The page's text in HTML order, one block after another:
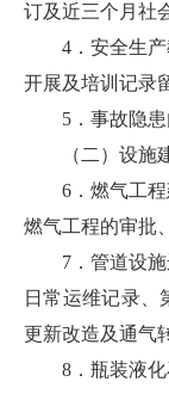
订及近三个月社
4．安全生
开展及培训记录
5．事故隐
（二）设施
6．燃气工
燃气工程的审批
7．管道设
日常运维记录、
更新改造及通气
8．瓶装液